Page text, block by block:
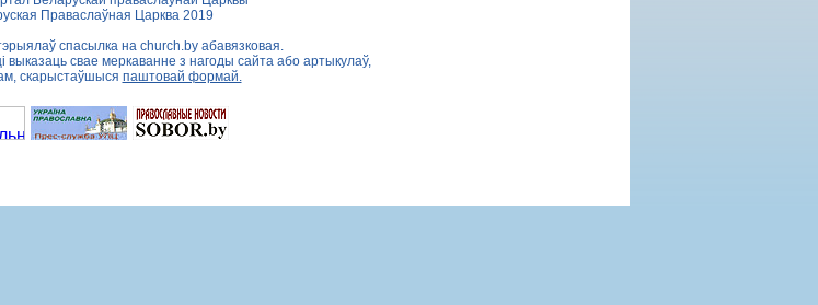
Праваслаўная Царква 2019
спасылка на church.by абавязковая.
выказаць свае меркаванне з нагоды сайта або артыкулаў,
скарыстаўшыся паштовай формай.